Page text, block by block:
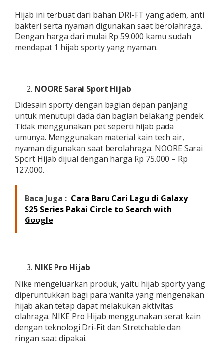
Hijab ini terbuat dari bahan DRI-FT yang adem, anti
bakteri serta nyaman digunakan saat berolahraga.
Dengan harga dari mulai Rp 59.000 kamu sudah
mendapat 1 hijab sporty yang nyaman.
NOORE Sarai Sport Hijab
Didesain sporty dengan bagian depan panjang
untuk menutupi dada dan bagian belakang pendek.
Tidak menggunakan pet seperti hijab pada
umunya. Menggunakan material kain tech air,
nyaman digunakan saat berolahraga. NOORE Sarai
Sport Hijab dijual dengan harga Rp 75.000 – Rp
127.000.
Baca Juga : Cara Baru Cari Lagu di Galaxy
S25 Series Pakai Circle to Search with
Google
NIKE Pro Hijab
Nike mengeluarkan produk, yaitu hijab sporty yang
diperuntukkan bagi para wanita yang mengenakan
hijab akan tetap dapat melakukan aktivitas
olahraga. NIKE Pro Hijab menggunakan serat kain
dengan teknologi Dri-Fit dan Stretchable dan
ringan saat dipakai.